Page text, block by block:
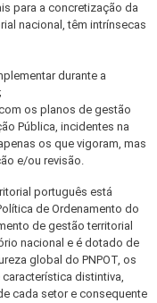
para a concretização da
nacional, têm intrínsecas
durante a
os planos de gestão
Pública, incidentes na
os que vigoram, mas
e/ou revisão.
português está
de Ordenamento do
de gestão territorial
nacional e é dotado de
global do PNPOT, os
distintiva,
cada setor e consequente